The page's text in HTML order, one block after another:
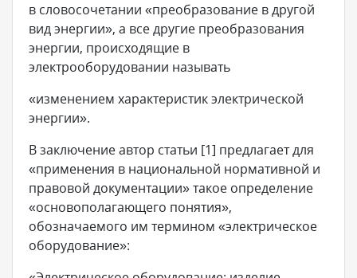
в словосочетании «преобразование в другой
вид энергии», а все другие преобразования
энергии, происходящие в
электрооборудовании называть
«изменением характеристик электрической
энергии».
В заключение автор статьи [1] предлагает для
«применения в национальной нормативной и
правовой документации» такое определение
«основополагающего понятия»,
обозначаемого им термином «электрическое
оборудование»: